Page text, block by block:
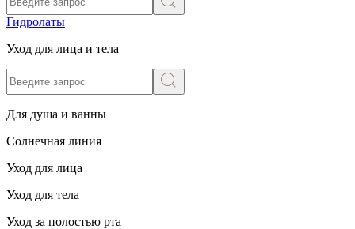
Гидролаты
Уход для лица и тела
Для душа и ванны
Солнечная линия
Уход для лица
Уход для тела
Уход за полостью рта